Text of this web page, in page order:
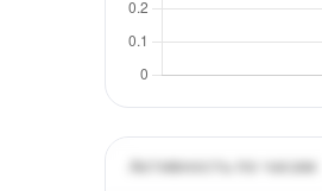
Активность по часам